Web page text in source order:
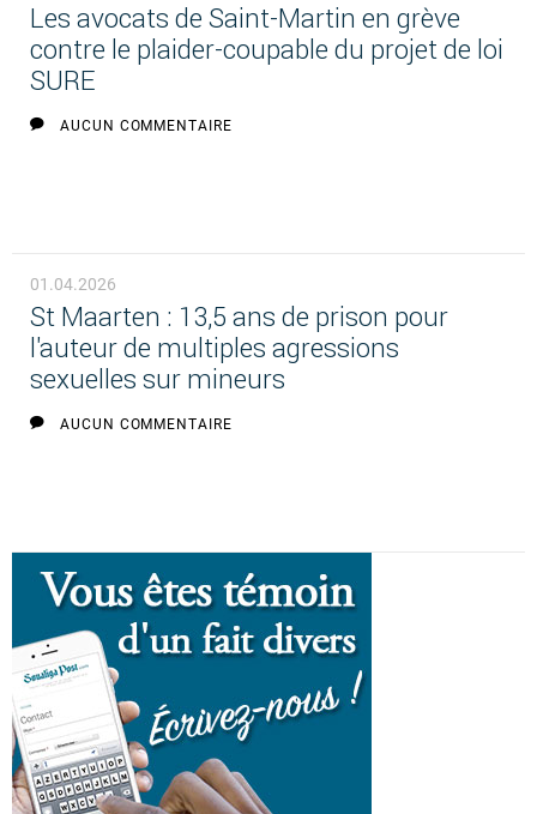
Les avocats de Saint-Martin en grève
contre le plaider-coupable du projet de loi
SURE
AUCUN COMMENTAIRE
01.04.2026
St Maarten : 13,5 ans de prison pour
l'auteur de multiples agressions
sexuelles sur mineurs
AUCUN COMMENTAIRE